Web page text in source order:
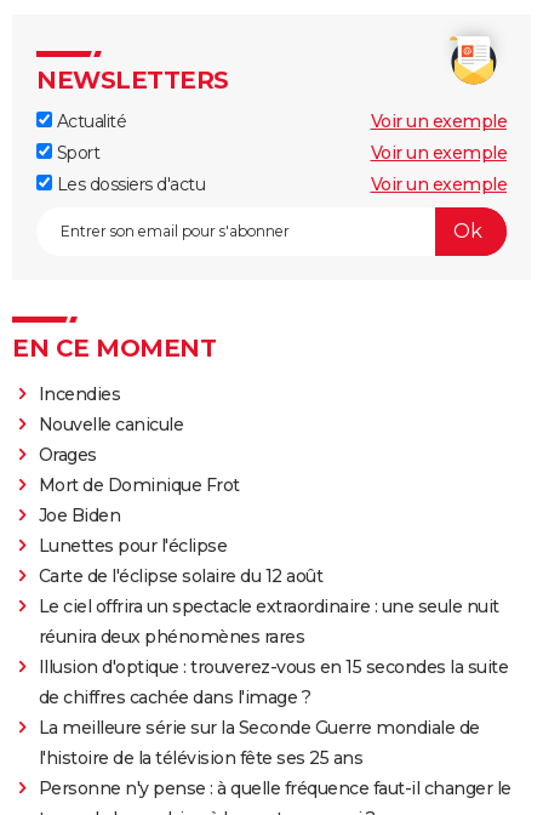
NEWSLETTERS
Actualité
Voir un exemple
Sport
Voir un exemple
Les dossiers d'actu
Voir un exemple
EN CE MOMENT
Incendies
Nouvelle canicule
Orages
Mort de Dominique Frot
Joe Biden
Lunettes pour l'éclipse
Carte de l'éclipse solaire du 12 août
Le ciel offrira un spectacle extraordinaire : une seule nuit
réunira deux phénomènes rares
Illusion d'optique : trouverez-vous en 15 secondes la suite
de chiffres cachée dans l'image ?
La meilleure série sur la Seconde Guerre mondiale de
l'histoire de la télévision fête ses 25 ans
Personne n'y pense : à quelle fréquence faut-il changer le